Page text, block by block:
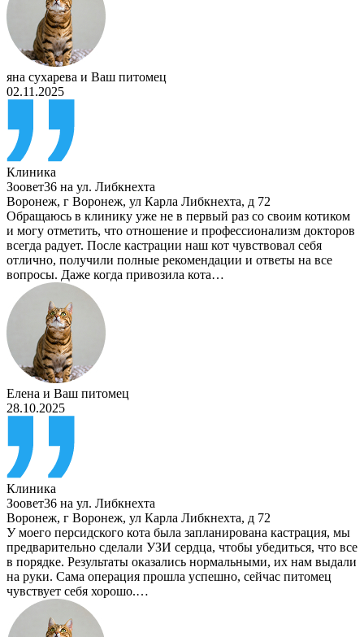
яна сухарева и Ваш питомец
02.11.2025
Клиника
Зоовет36 на ул. Либкнехта
Воронеж, г Воронеж, ул Карла Либкнехта, д 72
Обращаюсь в клинику уже не в первый раз со своим котиком
и могу отметить, что отношение и профессионализм докторов
всегда радует. После кастрации наш кот чувствовал себя
отлично, получили полные рекомендации и ответы на все
вопросы. Даже когда привозила кота…
Елена и Ваш питомец
28.10.2025
Клиника
Зоовет36 на ул. Либкнехта
Воронеж, г Воронеж, ул Карла Либкнехта, д 72
У моего персидского кота была запланирована кастрация, мы
предварительно сделали УЗИ сердца, чтобы убедиться, что все
в порядке. Результаты оказались нормальными, их нам выдали
на руки. Сама операция прошла успешно, сейчас питомец
чувствует себя хорошо.…